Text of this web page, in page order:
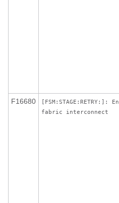
F16680
fabric interconnect